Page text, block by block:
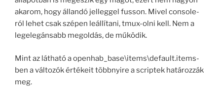
akarom, hogy állandó jelleggel fusson. Mivel console-
ról lehet csak szépen leállítani, tmux-olni kell. Nem a
legelegánsabb megoldás, de működik.
Mint az látható a openhab_base\items\default.items-
ben a változók értékeit többnyire a scriptek határozzák
meg.